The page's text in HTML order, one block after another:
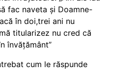
fac naveta și Doamne-
în doi,trei ani nu
titularizez nu cred că
învățământ”
cum le răspunde